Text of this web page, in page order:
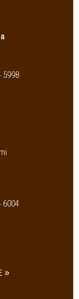
5998
6004